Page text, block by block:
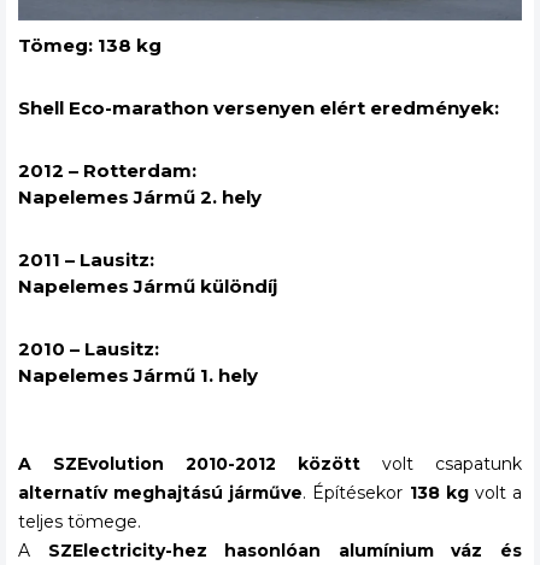
Tömeg: 138 kg
Shell Eco-marathon versenyen elért eredmények:
2012 – Rotterdam:
Napelemes Jármű 2. hely
2011 – Lausitz:
Napelemes Jármű különdíj
2010 – Lausitz:
Napelemes Jármű 1. hely
A SZEvolution 2010-2012 között volt csapatunk
alternatív meghajtású járműve. Építésekor 138 kgvolt a
teljes tömege.
A SZElectricity-hez hasonlóan
alumínium váz és